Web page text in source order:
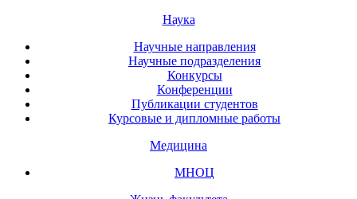
Наука
Научные направления
Научные подразделения
Конкурсы
Конференции
Публикации студентов
Курсовые и дипломные работы
Медицина
МНОЦ